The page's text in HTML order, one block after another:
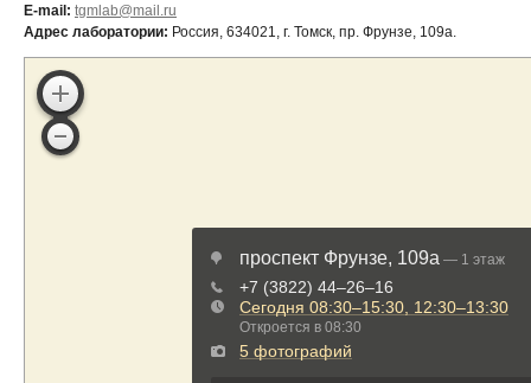
E-mail: tgmlab@mail.ru
Адрес лаборатории: Россия, 634021, г. Томск, пр. Фрунзе, 109а.